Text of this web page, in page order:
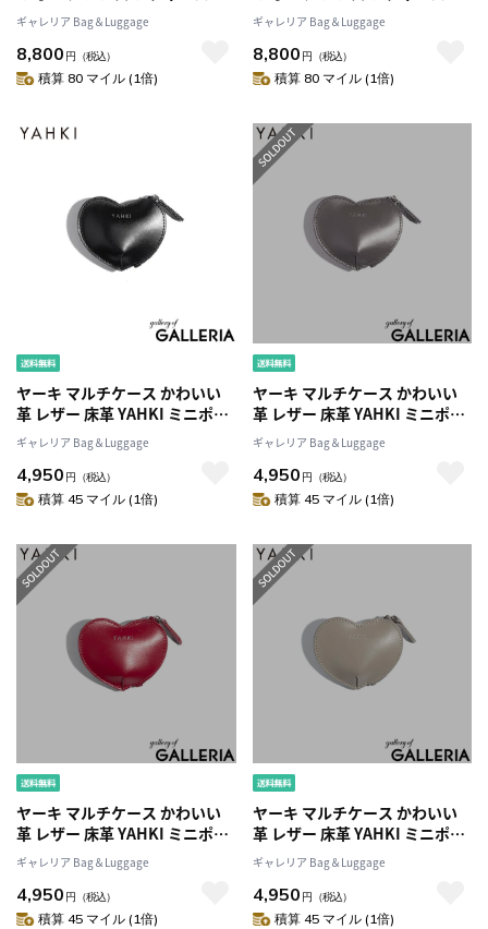
物入れ おしゃれ 旅行 メッシュ
大きめ STANDARD SUPPLY メ
ッシュポーチ 2層 軽量 マチあり
限定 黒 ブランド ECO STEP
ギャレリア Bag＆Luggage
8,800 円 （税込）
積算 80 マイル (1倍)
物入れ おしゃれ 旅行 メッシュ
大きめ STANDARD SUPPLY メ
ッシュポーチ 2層 軽量 マチあり
限定 黒 ブランド ECO STEP
ギャレリア Bag＆Luggage
8,800 円 （税込）
積算 80 マイル (1倍)
ヤーキ マルチケース かわいい
革 レザー 床革 YAHKI ミニポー
チ ポーチ コインケース 小銭入
れ 小物 ブランド ハート ハート
型 おしゃれ シンプル 可愛い 立
体感 アクセサリー レディース
ギャレリア Bag＆Luggage
4,950 円 （税込）
積算 45 マイル (1倍)
ヤーキ マルチケース かわいい
革 レザー 床革 YAHKI ミニポー
チ ポーチ コインケース 小銭入
れ 小物 ブランド ハート ハート
型 おしゃれ シンプル 可愛い 立
体感 アクセサリー レディース
ギャレリア Bag＆Luggage
4,950 円 （税込）
積算 45 マイル (1倍)
ヤーキ マルチケース かわいい
革 レザー 床革 YAHKI ミニポー
チ ポーチ コインケース 小銭入
れ 小物 ブランド ハート ハート
型 おしゃれ シンプル 可愛い 立
体感 アクセサリー レディース
ギャレリア Bag＆Luggage
4,950 円 （税込）
積算 45 マイル (1倍)
ヤーキ マルチケース かわいい
革 レザー 床革 YAHKI ミニポー
チ ポーチ コインケース 小銭入
れ 小物 ブランド ハート ハート
型 おしゃれ シンプル 可愛い 立
体感 アクセサリー レディース
ギャレリア Bag＆Luggage
4,950 円 （税込）
積算 45 マイル (1倍)